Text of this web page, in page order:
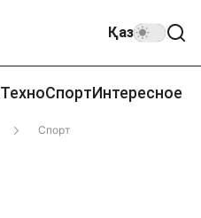
Қаз
ТехноСпортИнтересное
Спорт